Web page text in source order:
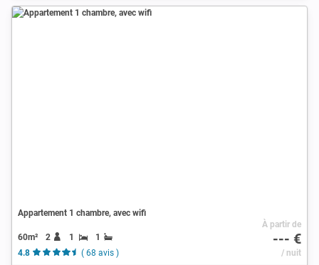
Appartement 1 chambre, avec wifi
60m² 2 1
1
4.8
( 68 avis )
À partir de
--- €
/ nuit